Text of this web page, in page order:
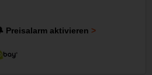
Preisalarm aktivieren